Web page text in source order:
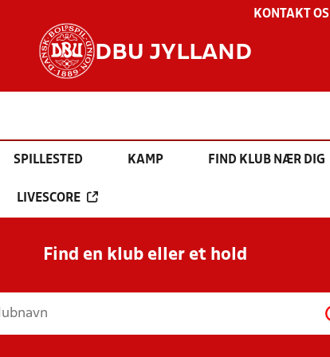
KONTAKT OS
DBU JYLLAND
SPILLESTED KAMP FIND KLUB NÆR DIG
LIVESCORE
Find en klub eller et hold